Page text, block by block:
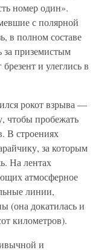
номер один».
с полярной
в полном составе
за приземистым
и улеглись в
рокот взрыва —
чтобы пробежать
В строениях
за которым
На лентах
атмосферное
линии,
(она докатилась и
километров).
и